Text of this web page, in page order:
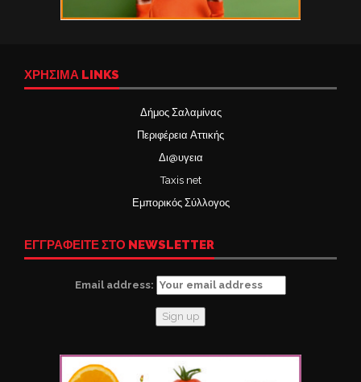
ΧΡΉΣΙΜΑ LINKS
Δήμος Σαλαμίνας
Περιφέρεια Αττικής
Δι@υγεια
Taxis net
Εμπορικός Σύλλογος
ΕΓΓΡΑΦΕΙΤΕ ΣΤΟ NEWSLETTER
Email address: